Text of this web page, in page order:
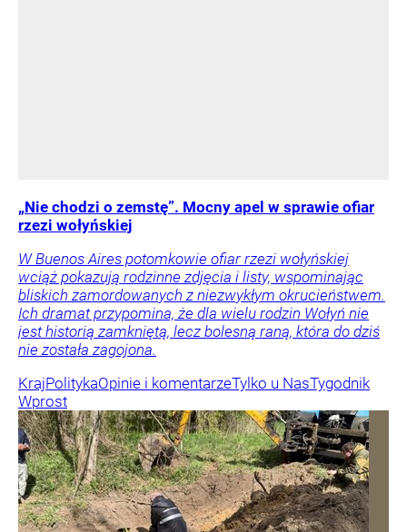
„Nie chodzi o zemstę”. Mocny apel w sprawie ofiar
rzezi wołyńskiej
W Buenos Aires potomkowie ofiar rzezi wołyńskiej
wciąż pokazują rodzinne zdjęcia i listy, wspominając
bliskich zamordowanych z niezwykłym okrucieństwem.
Ich dramat przypomina, że dla wielu rodzin Wołyń nie
jest historią zamkniętą, lecz bolesną raną, która do dziś
nie została zagojona.
KrajPolitykaOpinie i komentarzeTylko u NasTygodnik
Wprost